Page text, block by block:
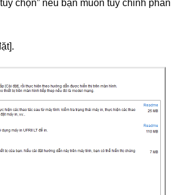
chọn” nếu bạn muốn tùy chỉnh phần